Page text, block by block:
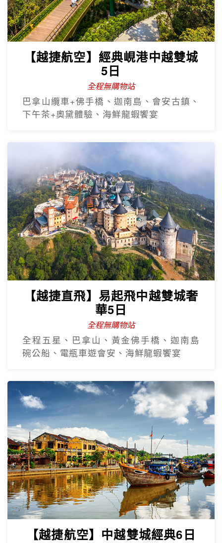
【越捷航空】經典峴港中越雙城
5日
全程無購物站
巴拿山纜車+佛手橋、迦南島、會安古鎮、
下午茶+奧黛體驗、海鮮龍蝦饗宴
【越捷直飛】易起飛中越雙城奢
華5日
全程無購物站
全程五星、巴拿山、黃金佛手橋、迦南島
碗公船、電瓶車遊會安、海鮮龍蝦饗宴
【越捷航空】中越雙城經典6日